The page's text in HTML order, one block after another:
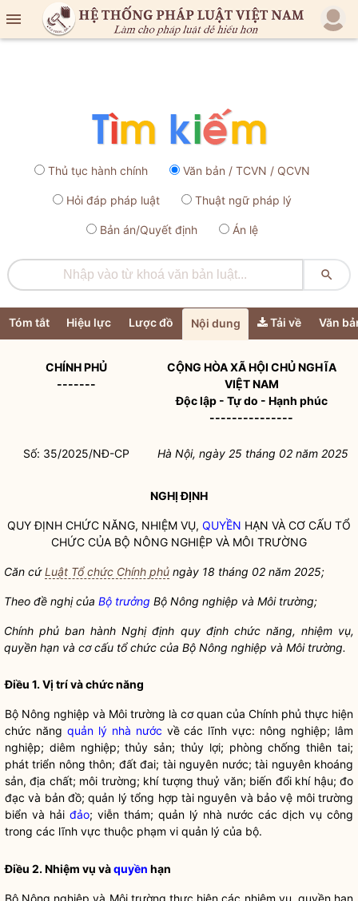

Thủ tục hành chính Văn bản / TCVN / QCVN
Hỏi đáp pháp luật Thuật ngữ pháp lý
Bản án/Quyết định Án lệ

Tóm tắt Hiệu lực Lược đồ Nội dung Tải về Văn
CHÍNH PHỦ
-------
CỘNG HÒA XÃ HỘI CHỦ NGHĨA
VIỆT NAM
Độc lập - Tự do - Hạnh phúc
---------------
Số: 35/2025/NĐ-CP Hà Nội, ngày 25 tháng 02 năm 2025
NGHỊ ĐỊNH
QUY ĐỊNH CHỨC NĂNG, NHIỆM VỤ, QUYỀN HẠN VÀ CƠ CẤU TỔ
CHỨC CỦA BỘ NÔNG NGHIỆP VÀ MÔI TRƯỜNG
Căn cứLuật Tổ chức Chính phủ ngày 18 tháng 02 năm 2025;
Theo đề nghị của Bộ trưởng Bộ Nông nghiệp và Môi trường;
Chính phủ ban hành Nghị định quy định chức năng, nhiệm vụ,
quyền hạn và cơ cấu tổ chức của Bộ Nông nghiệp và Môi trường.
Điều 1. Vị trí và chức năng
Bộ Nông nghiệp và Môi trường là cơ quan của Chính phủ thực hiện
chức năng quản lý nhà nước về các lĩnh vực: nông nghiệp; lâm
nghiệp; diêm nghiệp; thủy sản; thủy lợi; phòng chống thiên tai;
phát triển nông thôn; đất đai; tài nguyên nước; tài nguyên khoáng
sản, địa chất; môi trường; khí tượng thuỷ văn; biến đổi khí hậu; đo
đạc và bản đồ; quản lý tổng hợp tài nguyên và bảo vệ môi trường
biển và hải đảo; viễn thám; quản lý nhà nước các dịch vụ công
trong các lĩnh vực thuộc phạm vi quản lý của bộ.
Điều 2. Nhiệm vụ vàquyền hạn
Bộ Nông nghiệp và Môi trường thực hiện các nhiệm vụ, quyềnhạn